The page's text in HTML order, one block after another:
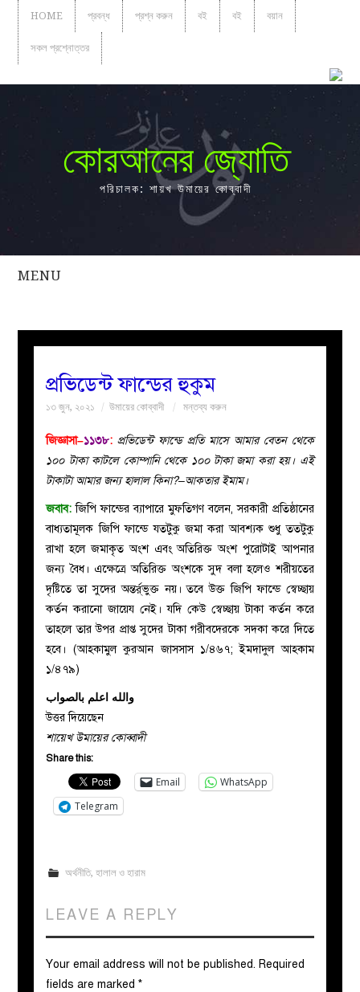
HOME প্রবন্ধ প্রশ্ন করুন বই বই বয়ান
সকল প্রশ্নোত্তর
কোরআনের জ্যোতি
পরিচালক: শায়খ উমায়ের কোব্বাদী
MENU
সকল
নারীদের
পাতা
প্রশ্ন
প্রভিডেন্ট ফান্ডের হুকুম
১৩ জুন, ২০২১ উমায়ের কোব্বাদী মন্তব্য করুন
জিজ্ঞাসা–১১৩৮: প্রভিডেন্ট ফান্ডে প্রতি মাসে আমার বেতন থেকে
১০০ টাকা কাটলে কোম্পানি থেকে ১০০ টাকা জমা করা হয়। এই
টাকাটা আমার জন্য হালাল কিনা?–আকতার ইমাম।
জবাব: জিপি ফান্ডের ব্যাপারে মুফতিগণ বলেন, সরকারী প্রতিষ্ঠানের
বাধ্যতামূলক জিপি ফান্ডে যতটুকু জমা করা আবশ্যক শুধু ততটুকু
রাখা হলে জমাকৃত অংশ এবং অতিরিক্ত অংশ পুরোটাই আপনার
জন্য বৈধ। এক্ষেত্রে অতিরিক্ত অংশকে সুদ বলা হলেও শরীয়তের
দৃষ্টিতে তা সুদের অন্তর্র্ভুক্ত নয়। তবে উক্ত জিপি ফান্ডে স্বেচ্ছায়
কর্তন করানো জায়েয নেই। যদি কেউ স্বেচ্ছায় টাকা কর্তন করে
তাহলে তার উপর প্রাপ্ত সুদের টাকা গরীবদেরকে সদকা করে দিতে
হবে। (আহকামুল কুরআন জাসসাস ১/৪৬৭; ইমদাদুল আহকাম
১/৪৭৯)
والله اعلم بالصواب
উত্তর দিয়েছেন
শায়েখ উমায়ের কোব্বাদী
Share this:
Email
WhatsApp
Telegram
অর্থনীতি, হালাল ও হারাম
LEAVE A REPLY
Your email address will not be published. Required
fields are marked*